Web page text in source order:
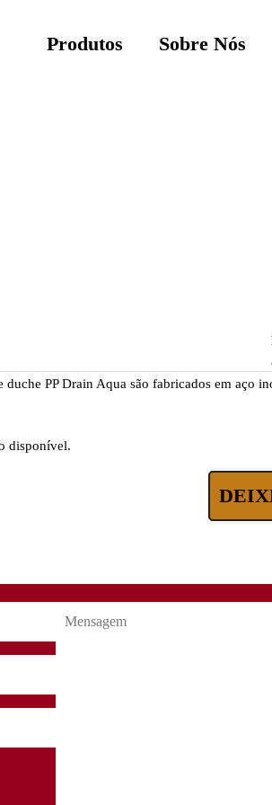
Produtos Sobre Nós
duche PP Drain Aqua são fabricados em aço
disponível.